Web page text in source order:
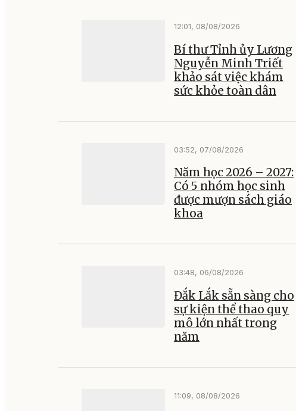
12:01, 08/08/2026
Bí thư Tỉnh ủy Lương
Nguyễn Minh Triết
khảo sát việc khám
sức khỏe toàn dân
03:52, 07/08/2026
Năm học 2026 – 2027:
Có 5 nhóm học sinh
được mượn sách giáo
khoa
03:48, 06/08/2026
Đắk Lắk sẵn sàng cho
sự kiện thể thao quy
mô lớn nhất trong
năm
11:09, 08/08/2026